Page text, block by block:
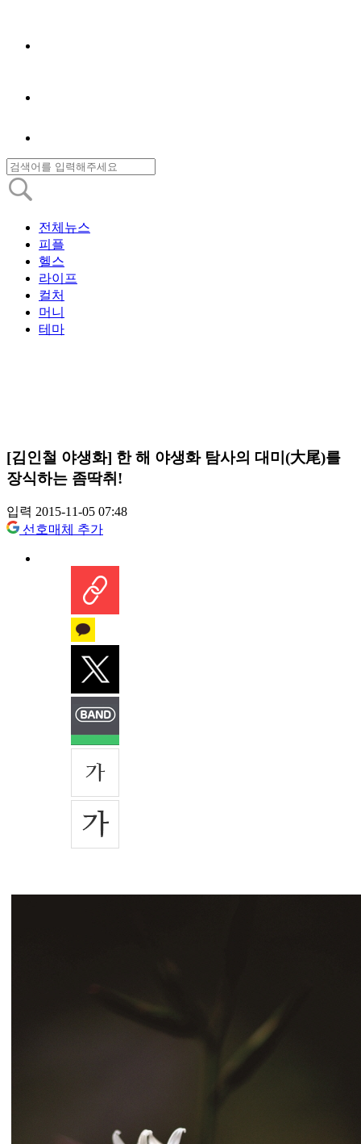
전체뉴스
피플
헬스
라이프
컬처
머니
테마
[김인철 야생화] 한 해 야생화 탐사의 대미(大尾)를
장식하는 좀딱취!
입력 2015-11-05 07:48
선호매체 추가